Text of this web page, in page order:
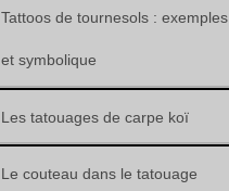
Tattoos de tournesols : exemples
et symbolique
Les tatouages de carpe koï
Le couteau dans le tatouage